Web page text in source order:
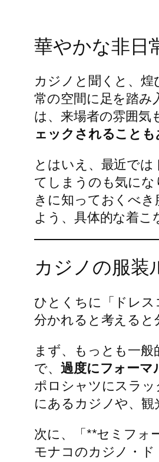
華やかな非日
カジノと聞くと、
常の空間に足を踏み
は、来場者の雰囲気
ェックされること
とはいえ、最近で
てしまうのも気に
きに知っておくべ
よう、具体的な着こ
カジノの服装
ひとくちに「ドレ
分かれると考えると
まず、もっとも一
で、 過度にフォーマ
ポロシャツにスラ
にあるカジノや、
次に、「**セミフォ
モナコのカジノ・ド